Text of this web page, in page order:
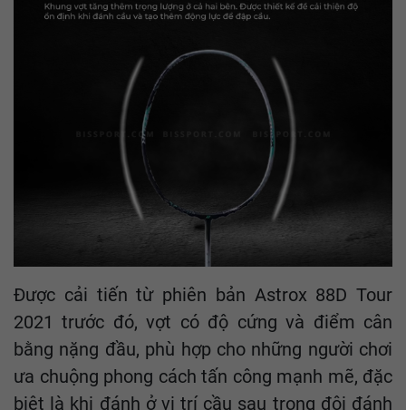
Được cải tiến từ phiên bản Astrox 88D Tour
2021 trước đó, vợt có độ cứng và điểm cân
bằng nặng đầu, phù hợp cho những người chơi
ưa chuộng phong cách tấn công mạnh mẽ, đặc
biệt là khi đánh ở vị trí cầu sau trong đôi đánh